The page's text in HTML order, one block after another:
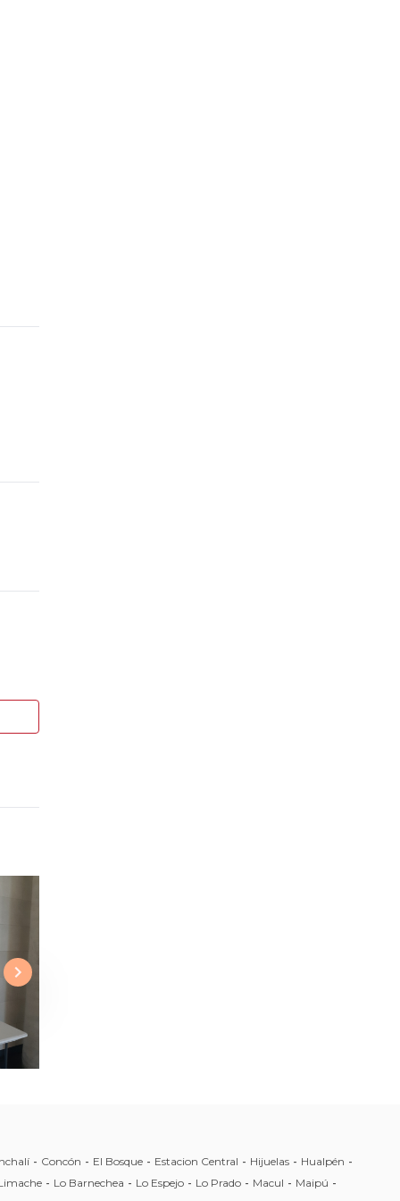
- Concón - El Bosque - Estacion Central - Hijuelas - Hualpén -
- Lo Barnechea - Lo Espejo - Lo Prado - Macul - Maipú -